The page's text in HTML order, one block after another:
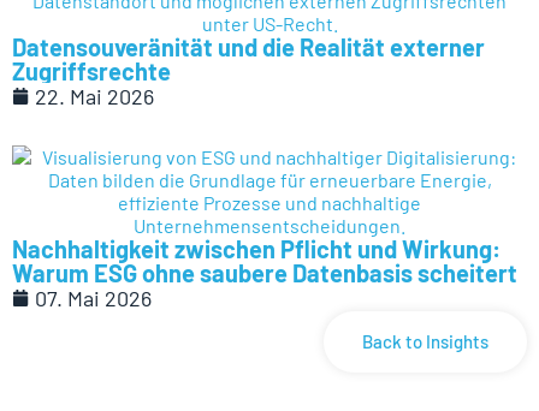
Datensouveränität und die Realität externer
Zugriffsrechte
22. Mai 2026
Nachhaltigkeit zwischen Pflicht und Wirkung:
Warum ESG ohne saubere Datenbasis scheitert
07. Mai 2026
Back to Insights